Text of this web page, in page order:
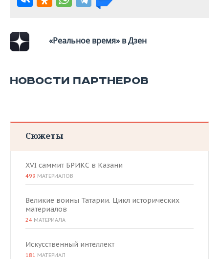
КИБЕРСПОРТ
ВОДНЫЕ ВИДЫ СПОРТА
КУЛЬТУРА
ОБРАЗОВАНИЕ
СПИСОК КОМПАНИЙ
«Реальное время» в Дзен
НОВОСТИ ПАРТНЕРОВ
Сюжеты
XVI саммит БРИКС в Казани
499 МАТЕРИАЛОВ
Великие воины Татарии. Цикл исторических
материалов
24 МАТЕРИАЛА
Искусственный интеллект
181 МАТЕРИАЛ